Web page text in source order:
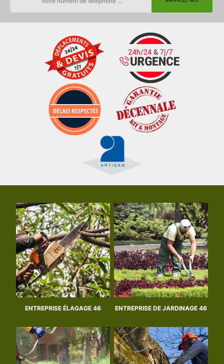
ENTREPRISE ÉLAGAGE 46 ENTREPRISE DE JARDINAGE 46